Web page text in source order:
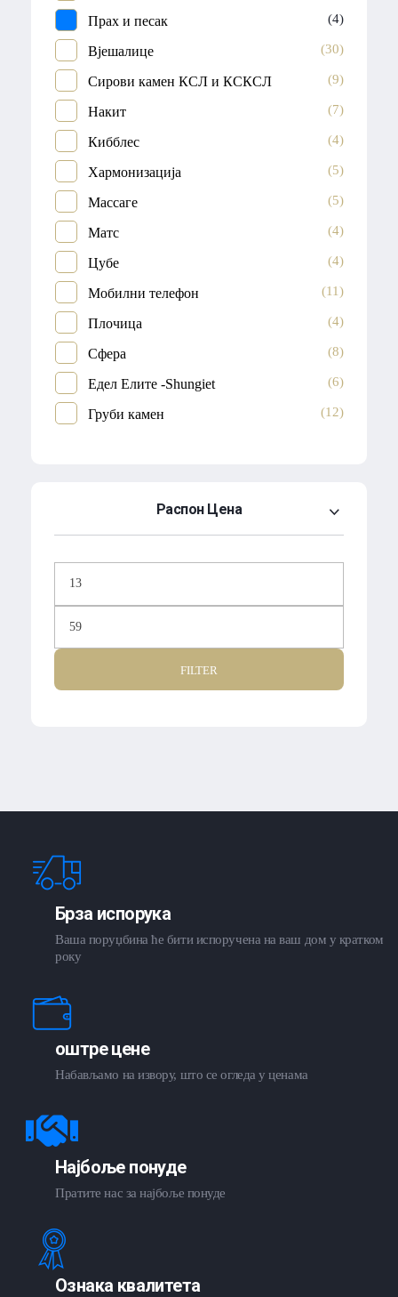
Прах и песак (4)
Вјешалице (30)
Сирови камен КСЛ и КСКСЛ (9)
Накит (7)
Кибблес (4)
Хармонизација (5)
Массаге (5)
Матс (4)
Цубе (4)
Мобилни телефон (11)
Плочица (4)
Сфера (8)
Едел Елите -Shungiet (6)
Груби камен (12)
Распон Цена
FILTER
Брза испорука
Ваша поруџбина ће бити испоручена на ваш дом у кратком
року
оштре цене
Набављамо на извору, што се огледа у ценама
Најбоље понуде
Пратите нас за најбоље понуде
Ознака квалитета